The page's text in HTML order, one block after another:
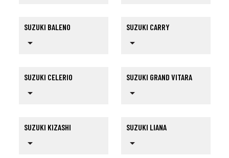
SUZUKI BALENO
arrow_drop_down
SUZUKI CARRY
arrow_drop_down
SUZUKI CELERIO
arrow_drop_down
SUZUKI GRAND VITARA
arrow_drop_down
SUZUKI KIZASHI
arrow_drop_down
SUZUKI LIANA
arrow_drop_down